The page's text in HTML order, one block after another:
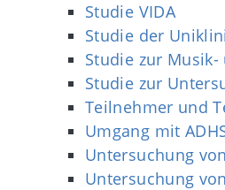
Studie VIDA
Studie der
Studie zur
Studie zur
Teilnehmer und
Umgang mit
Untersuchung
Untersuchung